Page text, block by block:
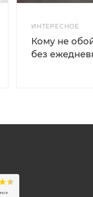
ИНТЕРЕСНОЕ
Кому не
без